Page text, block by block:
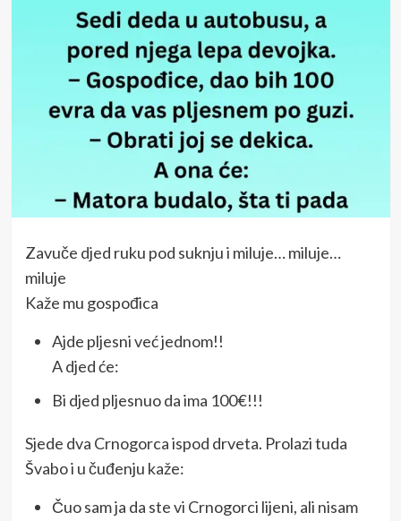
Zavuče djed ruku pod suknju i miluje… miluje…
miluje
Kaže mu gospođica
Ajde pljesni već jednom!!
A djed će:
Bi djed pljesnuo da ima 100€!!!
Sjede dva Crnogorca ispod drveta. Prolazi tuda
Švabo i u čuđenju kaže:
Čuo sam ja da ste vi Crnogorci lijeni, ali nisam